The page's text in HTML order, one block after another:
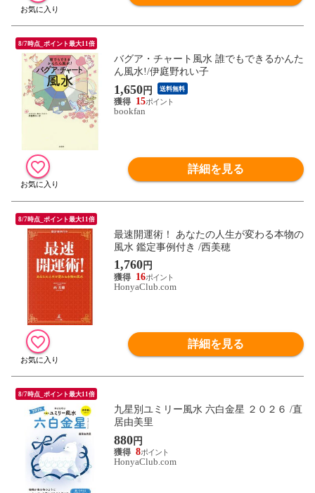
8/7時点_ポイント最大11倍
バグア・チャート風水 誰でもできるかんた
ん風水!/伊庭野れい子
1,650円 送料無料
15
bookfan
詳細を見る
8/7時点_ポイント最大11倍
最速開運術！ あなたの人生が変わる本物の
風水 鑑定事例付き /西美穂
1,760円
16
HonyaClub.com
詳細を見る
8/7時点_ポイント最大11倍
九星別ユミリー風水 六白金星 ２０２６ /直
居由美里
880円
8
HonyaClub.com